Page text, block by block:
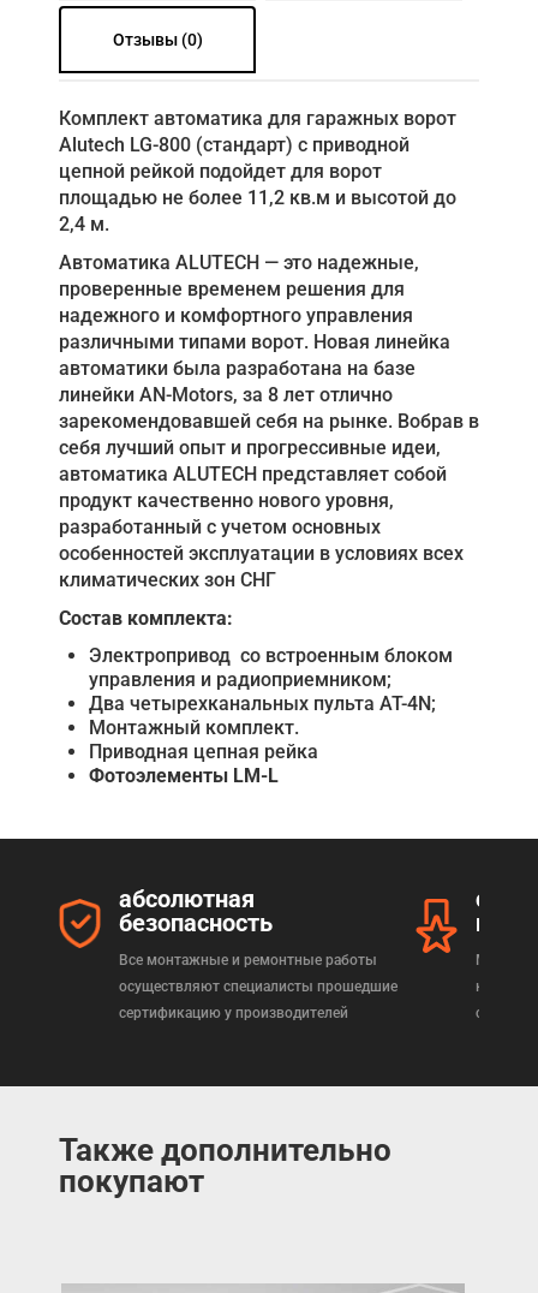
Отзывы (0)
Комплект автоматика для гаражных ворот
Alutech LG-800 (стандарт) с приводной
цепной рейкой подойдет для ворот
площадью не более 11,2 кв.м и высотой до
2,4 м.
Автоматика ALUTECH — это надежные,
проверенные временем решения для
надежного и комфортного управления
различными типами ворот. Новая линейка
автоматики была разработана на базе
линейки AN-Motors, за 8 лет отлично
зарекомендовавшей себя на рынке. Вобрав в
себя лучший опыт и прогрессивные идеи,
автоматика ALUTECH представляет собой
продукт качественно нового уровня,
разработанный с учетом основных
особенностей эксплуатации в условиях всех
климатических зон СНГ
Состав комплекта:
Электропривод со встроенным блоком
управления и радиоприемником;
Два четырехканальных пульта AT-4N;
Монтажный комплект.
Приводная цепная рейка
Фотоэлементы LM-L
абсолютная
безопасность
Все монтажные и ремонтные работы
осуществляют специалисты прошедшие
сертификацию у производителей
Мы
Также дополнительно
покупают